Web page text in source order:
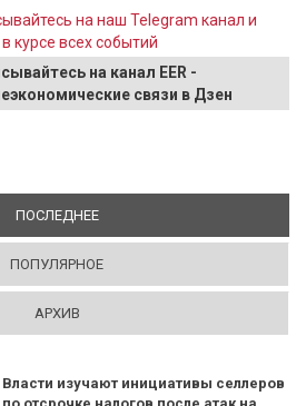
на наш Telegram канал и
курсе всех событий
на канал EER -
связи в Дзен
ПОСЛЕДНЕЕ(АКТИВНАЯ ВКЛАДКА)
ПОПУЛЯРНОЕ
АРХИВ
Власти изучают инициативы селлеров